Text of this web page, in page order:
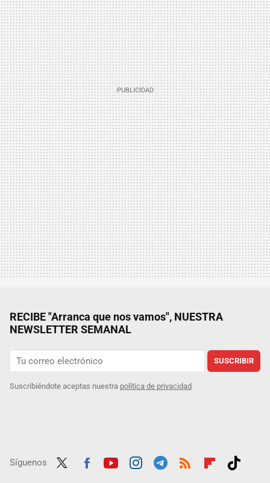
RECIBE "Arranca que nos vamos", NUESTRA
NEWSLETTER SEMANAL
SUSCRIBIR
Suscribiéndote aceptas nuestra política de privacidad
Síguenos